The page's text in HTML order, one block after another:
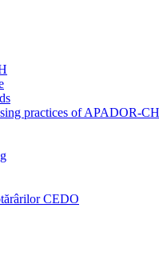
practices of APADOR-CH
CEDO